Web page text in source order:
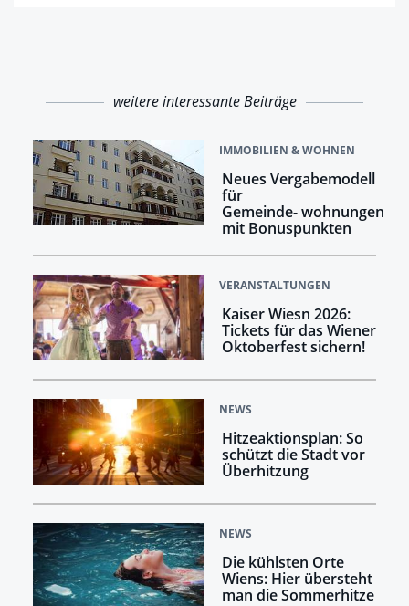
weitere interessante Beiträge
IMMOBILIEN & WOHNEN
Neues Vergabemodell
für
Gemeinde- wohnungen
mit Bonuspunkten
VERANSTALTUNGEN
Kaiser Wiesn 2026:
Tickets für das Wiener
Oktoberfest sichern!
NEWS
Hitzeaktionsplan: So
schützt die Stadt vor
Überhitzung
NEWS
Die kühlsten Orte
Wiens: Hier übersteht
man die Sommerhitze